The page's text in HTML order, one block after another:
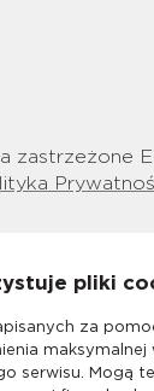
zastrzeżone
pliki
za
maksymalnej
serwisu. Mogą